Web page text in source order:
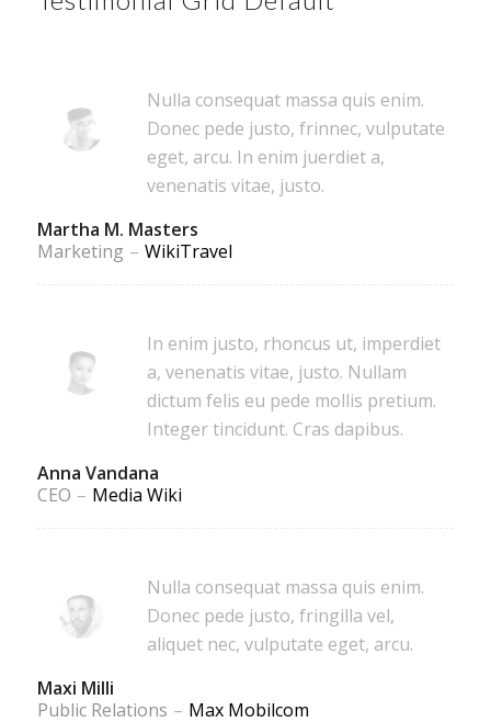
Nulla consequat massa quis enim.
Donec pede justo, frinnec, vulputate
eget, arcu. In enim juerdiet a,
venenatis vitae, justo.
Martha M. Masters
Marketing – WikiTravel
In enim justo, rhoncus ut, imperdiet
a, venenatis vitae, justo. Nullam
dictum felis eu pede mollis pretium.
Integer tincidunt. Cras dapibus.
Anna Vandana
CEO – Media Wiki
Nulla consequat massa quis enim.
Donec pede justo, fringilla vel,
aliquet nec, vulputate eget, arcu.
Maxi Milli
Public Relations – Max Mobilcom